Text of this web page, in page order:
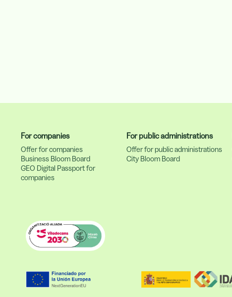
For companies
Offer for companies
Business Bloom Board
GEO Digital Passport for
companies
For public administrations
Offer for public administrations
City Bloom Board